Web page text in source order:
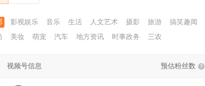
影视娱乐 音乐 生活 人文艺术 摄影 旅游 搞笑趣闻
美妆 萌宠 汽车 地方资讯 时事政务 三农
视频号信息 预估粉丝数